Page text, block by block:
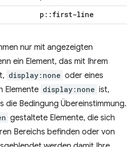
p :: first-line
nur mit angezeigten
ein Element, das mit Ihrem
display:none oder eines
Elemente display:none ist,
die Bedingung Übereinstimmung.
gestaltete Elemente, die sich
Bereichs befinden oder von